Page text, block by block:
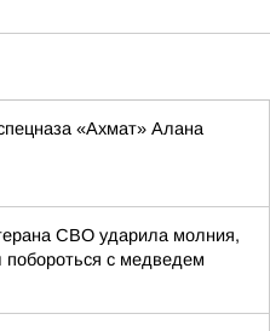
«Ахмат» Алана
СВО ударила молния,
побороться с медведем